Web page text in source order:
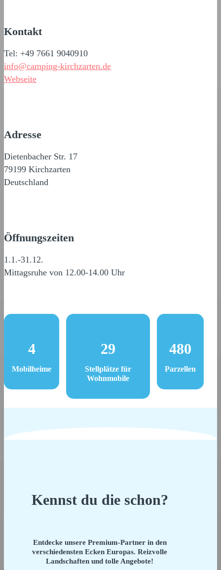
Kontakt
Tel: +49 7661 9040910
info@camping-kirchzarten.de
Webseite
Adresse
Dietenbacher Str. 17
79199 Kirchzarten
Deutschland
Öffnungszeiten
1.1.-31.12.
Mittagsruhe von 12.00-14.00 Uhr
4
Mobilheime
29
Stellplätze für
Wohnmobile
480
Parzellen
Kennst du die schon?
Entdecke unsere Premium-Partner in den
verschiedensten Ecken Europas. Reizvolle
Landschaften und tolle Angebote!